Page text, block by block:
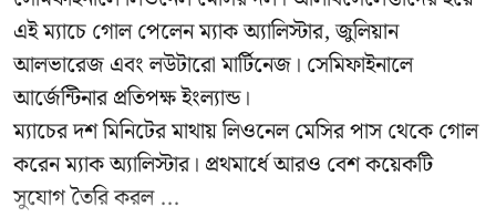
এই ম্যাচে গোল পেলেন ম্যাক অ্যালিস্টার, জুলিয়ান
আলভারেজ এবং লউটারো মার্টিনেজ। সেমিফাইনালে
আর্জেন্টিনার প্রতিপক্ষ ইংল্যান্ড।
ম্যাচের দশ মিনিটের মাথায় লিওনেল মেসির পাস থেকে গোল
করেন ম্যাক অ্যালিস্টার। প্রথমার্ধে আরও বেশ কয়েকটি
সুযোগ তৈরি করল ...